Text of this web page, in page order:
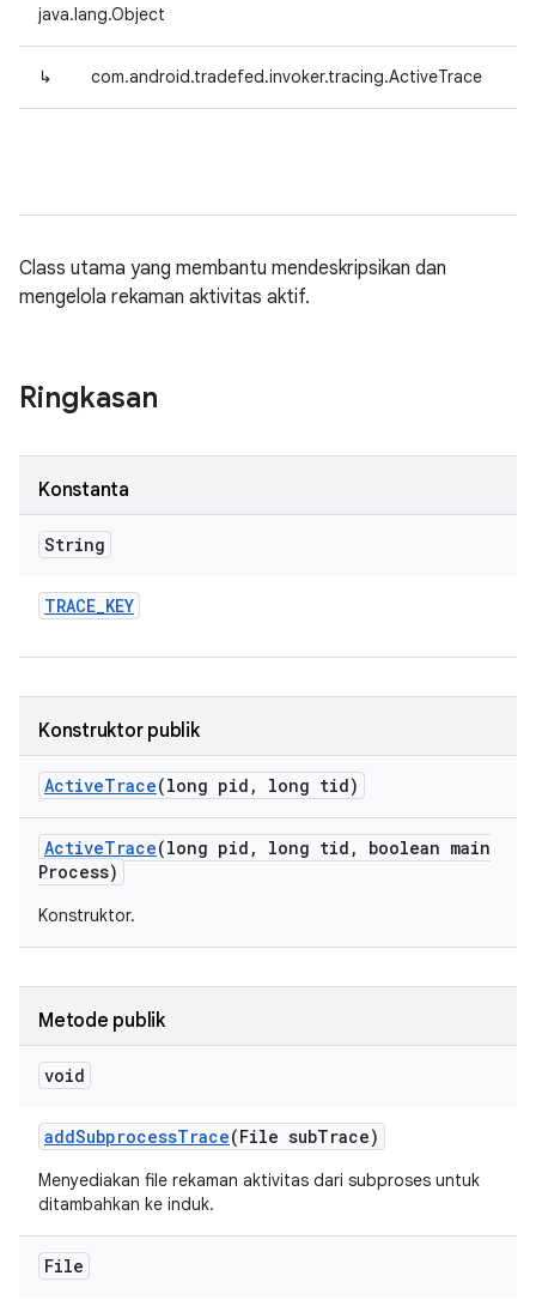
java.lang.Object
↳ com.android.tradefed.invoker.tracing.ActiveTrace
Class utama yang membantu mendeskripsikan dan
mengelola rekaman aktivitas aktif.
Ringkasan
Konstanta
String
TRACE_KEY
Konstruktor publik
ActiveTrace(long pid , long tid)
ActiveTrace(long pid , long tid ,
boolean main
Process)
Konstruktor.
Metode publik
void
addSubprocessTrace(File subTrace)
Menyediakan file rekaman aktivitas dari subproses untuk
ditambahkan ke induk.
File